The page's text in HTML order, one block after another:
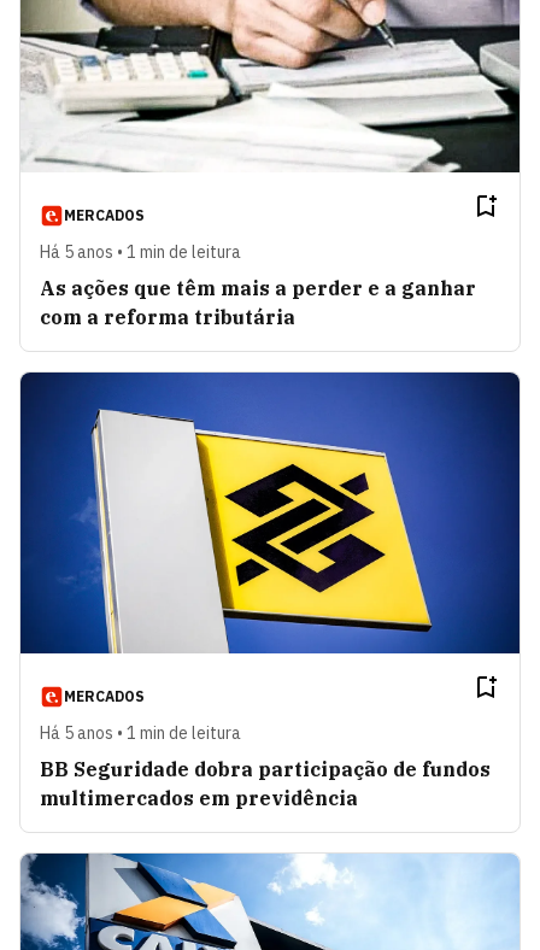
MERCADOS
Há 5 anos • 1 min de leitura
As ações que têm mais a perder e a ganhar
com a reforma tributária
MERCADOS
Há 5 anos • 1 min de leitura
BB Seguridade dobra participação de fundos
multimercados em previdência